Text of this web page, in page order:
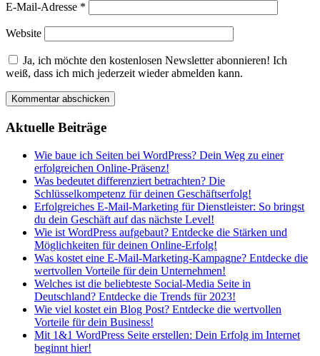
E-Mail-Adresse *
Website
Ja, ich möchte den kostenlosen Newsletter abonnieren! Ich
weiß, dass ich mich jederzeit wieder abmelden kann.
Aktuelle Beiträge
Wie baue ich Seiten bei WordPress? Dein Weg zu einer
erfolgreichen Online-Präsenz!
Was bedeutet differenziert betrachten? Die
Schlüsselkompetenz für deinen Geschäftserfolg!
Erfolgreiches E-Mail-Marketing für Dienstleister: So bringst
du dein Geschäft auf das nächste Level!
Wie ist WordPress aufgebaut? Entdecke die Stärken und
Möglichkeiten für deinen Online-Erfolg!
Was kostet eine E-Mail-Marketing-Kampagne? Entdecke die
wertvollen Vorteile für dein Unternehmen!
Welches ist die beliebteste Social-Media Seite in
Deutschland? Entdecke die Trends für 2023!
Wie viel kostet ein Blog Post? Entdecke die wertvollen
Vorteile für dein Business!
Mit 1&1 WordPress Seite erstellen: Dein Erfolg im Internet
beginnt hier!